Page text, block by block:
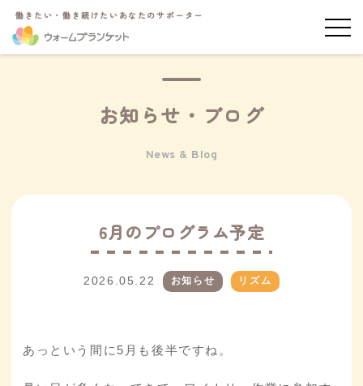
働きたい・働き続けたいあなたのサポーター
お知らせ・ブログ
News & Blog
6月のプログラム予定
2026.05.22 お知らせ リズム
あっという間に5月も後半ですね。